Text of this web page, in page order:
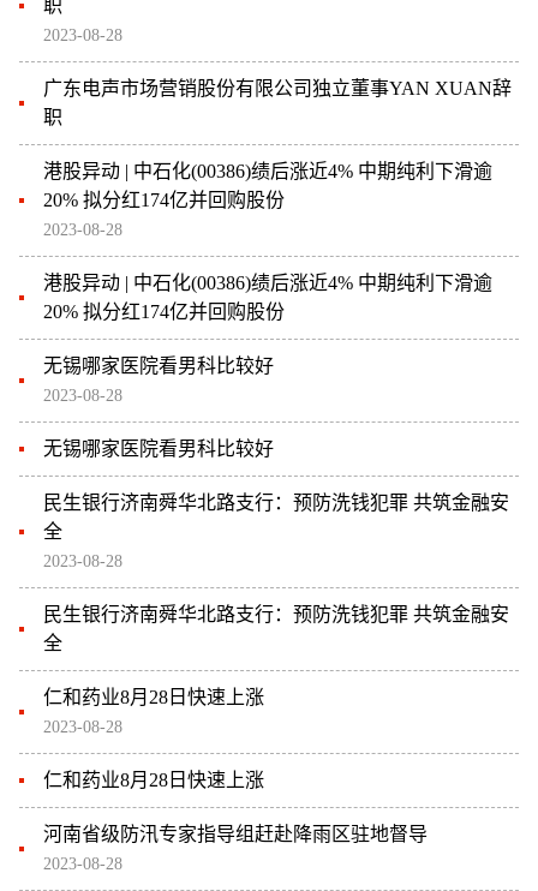
职
2023-08-28
广东电声市场营销股份有限公司独立董事YAN XUAN辞
职
港股异动 | 中石化(00386)绩后涨近4% 中期纯利下滑逾
20% 拟分红174亿并回购股份
2023-08-28
港股异动 | 中石化(00386)绩后涨近4% 中期纯利下滑逾
20% 拟分红174亿并回购股份
无锡哪家医院看男科比较好
2023-08-28
无锡哪家医院看男科比较好
民生银行济南舜华北路支行：预防洗钱犯罪 共筑金融安
全
2023-08-28
民生银行济南舜华北路支行：预防洗钱犯罪 共筑金融安
全
仁和药业8月28日快速上涨
2023-08-28
仁和药业8月28日快速上涨
河南省级防汛专家指导组赶赴降雨区驻地督导
2023-08-28